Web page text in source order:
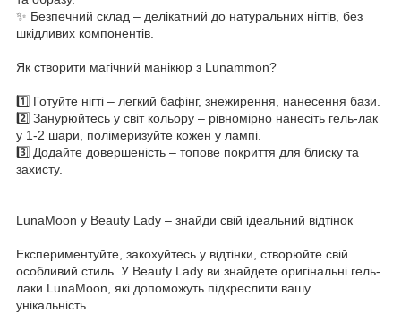
✨ Безпечний склад – делікатний до натуральних нігтів, без
шкідливих компонентів.
Як створити магічний манікюр з Lunammon?
1️⃣ Готуйте нігті – легкий бафінг, знежирення, нанесення бази.
2️⃣ Занурюйтесь у світ кольору – рівномірно нанесіть гель-лак
у 1-2 шари, полімеризуйте кожен у лампі.
3️⃣ Додайте довершеність – топове покриття для блиску та
захисту.
LunaMoon у Beauty Lady – знайди свій ідеальний відтінок
Експериментуйте, закохуйтесь у відтінки, створюйте свій
особливий стиль. У Beauty Lady ви знайдете оригінальні гель-
лаки LunaMoon, які допоможуть підкреслити вашу
унікальність.